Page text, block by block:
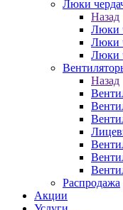
Люки
Назад
Люки
Люки
Люки
Назад
Распродажа
Акции